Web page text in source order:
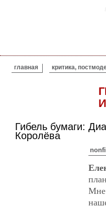
ВЫ ЗДЕСЬ
главная критика,
Гибель бумаги:
Королёва
Мне